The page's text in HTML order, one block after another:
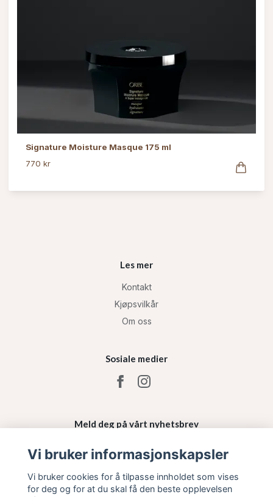
Signature Moisture Masque 175 ml
770 kr
Les mer
Kontakt
Kjøpsvilkår
Om oss
Sosiale medier
Meld deg på vårt nyhetsbrev
Påmelding
Vi bruker informasjonskapsler
Vi bruker cookies for å tilpasse innholdet som vises
for deg og for at du skal få den beste opplevelsen